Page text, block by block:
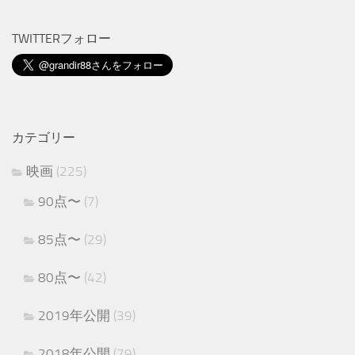
TWITTERフォロー
カテゴリー
映画 (225)
90点〜 (7)
85点〜 (29)
80点〜 (42)
2019年公開 (39)